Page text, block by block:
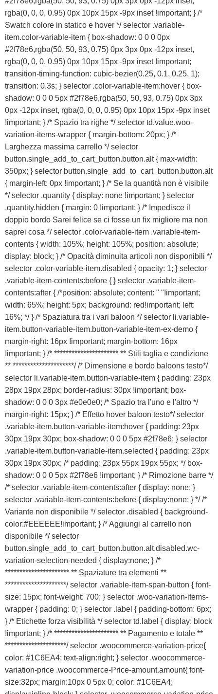
rgba(0, 0, 0, 0.95) 0px 10px 15px -9px inset !important; } /*
Swatch colore in statico e hover */ selector .variable-
item.color-variable-item { box-shadow: 0 0 0 0px
#2f78e6,rgba(50, 50, 93, 0.75) 0px 3px 0px -12px inset,
rgba(0, 0, 0, 0.95) 0px 10px 15px -9px inset !important;
transition-timing-function: cubic-bezier(0.25, 0.1, 0.25, 1);
transition: 0.3s; } selector .color-variable-item:hover { box-
shadow: 0 0 0 5px #2f78e6,rgba(50, 50, 93, 0.75) 0px 3px
0px -12px inset, rgba(0, 0, 0, 0.95) 0px 10px 15px -9px inset
!important; } /* Spazio tra righe */ selector td.value.woo-
variation-items-wrapper { margin-bottom: 20px; } /*
Larghezza massima carrello */ selector
button.single_add_to_cart_button.button.alt { max-width:
350px; } selector button.single_add_to_cart_button.button.alt
{ margin-left: 0px !important; } /* Se la quantità non è visibile
*/ selector .quantity { display: none !important; } selector
.quantity.hidden { margin: 0 !important; } /* Impedisce il
doppio bordo Sarei felice se ci fosse un fix migliore ma non
saprei cosa */ selector .color-variable-item .variable-item-
contents { width: 105%; height: 105%; position: absolute;
display: block; } /* Opacità diminuita articoli non disponibili */
selector .color-variable-item.disabled { opacity: 1; } selector
.variable-item-contents:before { } selector .variable-item-
contents:after { /*position: absolute; content: " "!important;
width: 65%; height: 5px; background: red!important; left:
16%; */ } /* Spaziatura tra i vari baloon */ selector li.variable-
item.button-variable-item.button-variable-item-ex-demo {
margin-right: 16px !important; margin-bottom: 16px
!important; } /* ********************** ** Stili taglia e condizione
** *********************/ /* Dimensione e bordo baloons testo*/
selector li.variable-item.button-variable-item { padding: 23px
28px 19px 28px; border-radius: 30px !important; box-
shadow: 0 0 0 3px #e0e0e0; /* Spazio tra l'uno e l'altro */
margin-right: 15px; } /* Effetto hover baloon testo*/ selector
.variable-item.button-variable-item:hover { padding: 23px
30px 19px 30px; box-shadow: 0 0 0 5px #2f78e6; } selector
.variable-item.button-variable-item.selected { padding: 23px
30px 19px 30px; /* padding: 23px 55px 19px 55px; */ box-
shadow: 0 0 0 5px #2f78e6 !important; } /* Rimozione barre */
/* selector .variable-item-contents:after { display: none; }
selector .variable-item-contents:before { display:none; } */ /*
Variante non disponibile */ selector .disabled { background-
color:#EEEEEE!important; } /* Aggiungi al carrello non
disponibile */ selector
button.single_add_to_cart_button.button.alt.disabled.wc-
variation-selection-needed { display:none; } /*
********************** ** Spaziature tra elementi **
*********************/ selector .variable-item-span-button { font-
size: 15px; font-weight: 700; } selector .woo-variation-items-
wrapper { padding: 0; } selector .label { padding-bottom: 6px;
} /* Etichette forza visibilità */ selector td.label { display: block
!important; } /* ********************** ** Pagamento e totale **
*********************/ selector .woocommerce-variation-price{
color: #1C6EA4; text-align:right; } selector .woocommerce-
variation-price .woocommerce-Price-amount.amount{ font-
size:32px; margin:10px 0 5px 0; color: #1C6EA4;